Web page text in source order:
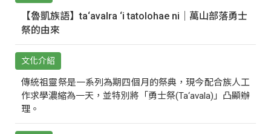
【魯凱族語】ta‘avalra ‘i tatolohae ni｜萬山部落勇士
祭的由來
文化介紹
傳統祖靈祭是一系列為期四個月的祭典，現今配合族人工
作求學濃縮為一天，並特別將「勇士祭(Ta‘avala)」凸顯辦
理。